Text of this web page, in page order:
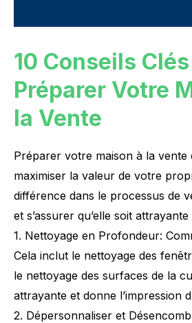
10 Conseils
Préparer Votre
la Vente
Préparer votre maison à la vente
maximiser la valeur de votre
différence dans le processus de
et s’assurer qu’elle soit attrayante
1. Nettoyage en Profondeur:
Cela inclut le nettoyage des
le nettoyage des surfaces de la
attrayante et donne l’impression
2. Dépersonnaliser et